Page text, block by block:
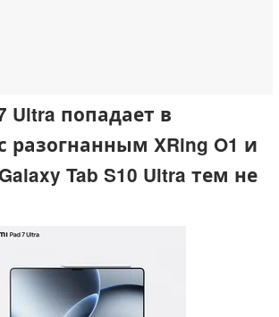
Ultra попадает в
разогнанным XRing O1 и
Tab S10 Ultra тем не